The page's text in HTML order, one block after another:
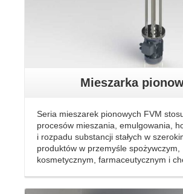
Mieszarka
Seria mieszarek pionowych FVM
procesów mieszania, emulgowania,
i rozpadu substancji stałych w
produktów w przemyśle spożywczym,
kosmetycznym, farmaceutycznym i